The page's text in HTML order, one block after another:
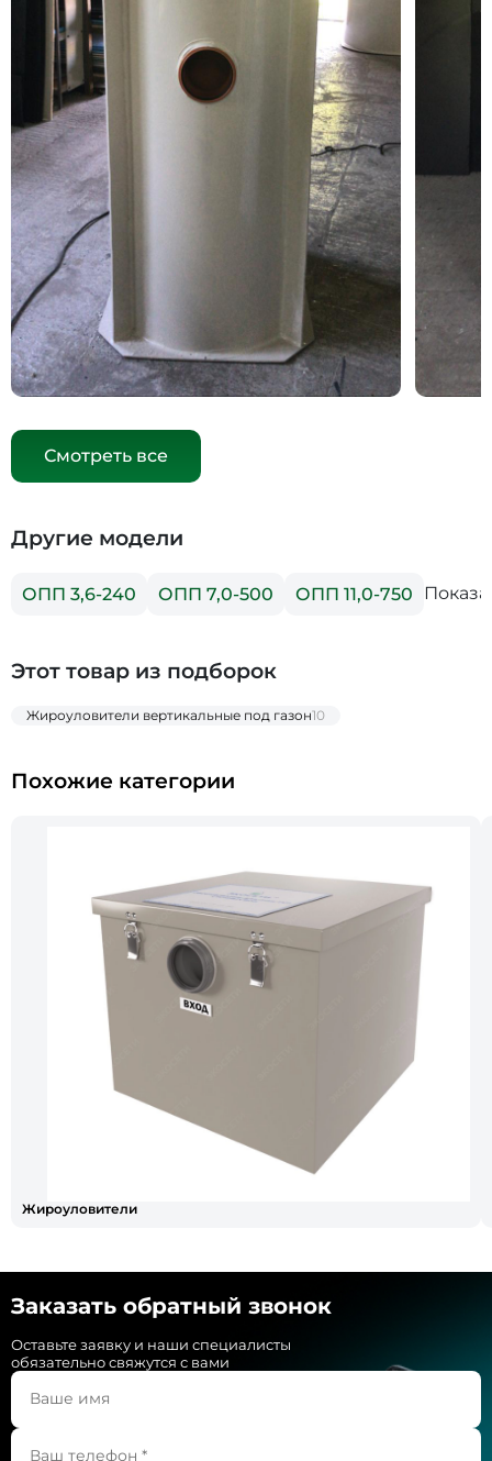
Смотреть все
Другие модели
ОПП 3,6-240 ОПП 7,0-500 ОПП 11,0-750
Этот товар из подборок
Жироуловители вертикальные под газон10
Похожие категории
Жироуловители
Заказать обратный звонок
Оставьте заявку и наши специалисты
обязательно свяжутся с вами